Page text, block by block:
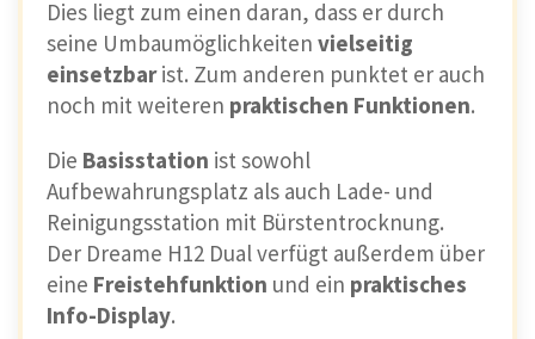
Dies liegt zum einen daran, dass er durch
seine Umbaumöglichkeiten vielseitig
einsetzbarist. Zum anderen punktet er auch
noch mit weiteren praktischen Funktionen.
Die Basisstation ist sowohl
Aufbewahrungsplatz als auch Lade- und
Reinigungsstation mit Bürstentrocknung.
Der Dreame H12 Dual verfügt außerdem über
eine Freistehfunktion und ein praktisches
Info-Display.